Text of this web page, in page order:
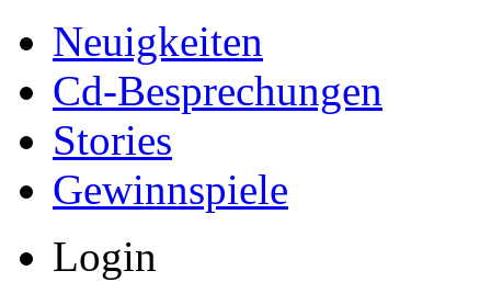
Neuigkeiten
Cd-Besprechungen
Stories
Gewinnspiele
Login